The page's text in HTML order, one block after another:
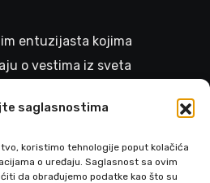
saglasnostima
koristimo tehnologije poput kolačića
o uređaju. Saglasnost sa ovim
da obrađujemo podatke kao što su
entuzijasta kojima
o vestima iz sveta
>